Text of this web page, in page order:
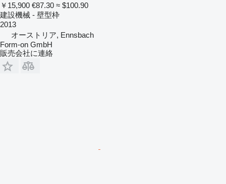
￥15,900 €87.30 ≈ $100.90
建設機械 - 壁型枠
2013
オーストリア, Ennsbach
Form-on GmbH
販売会社に連絡